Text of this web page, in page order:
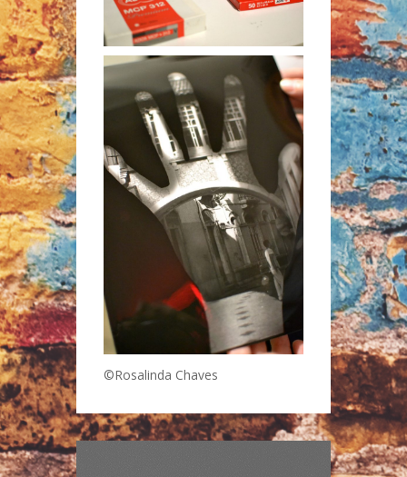
©Rosalinda Chaves